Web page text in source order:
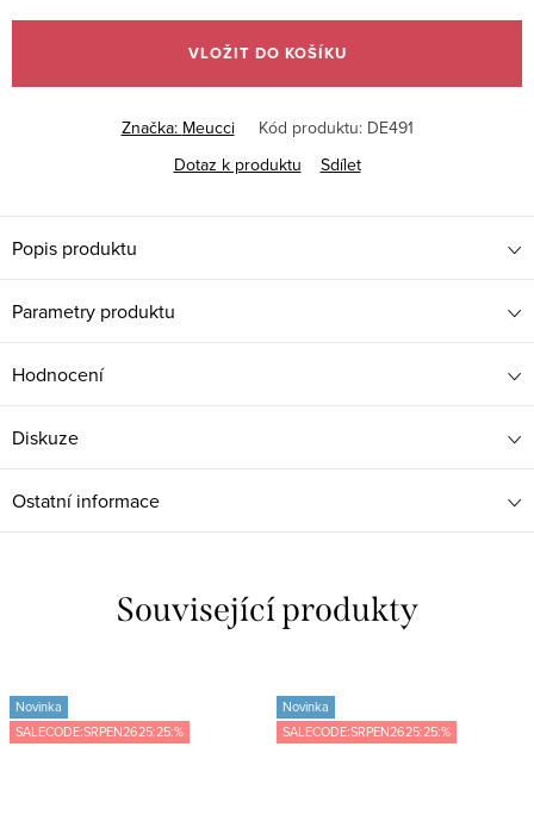
cena:
VLOŽIT DO KOŠÍKU
Značka: Meucci Kód produktu: DE491
Dotaz k produktu
Sdílet
Popis produktu
Parametry produktu
Hodnocení
Diskuze
Ostatní informace
Související produkty
Novinka
SALECODE:SRPEN2625:25:%
Novinka
SALECODE:SRPEN2625:25:%